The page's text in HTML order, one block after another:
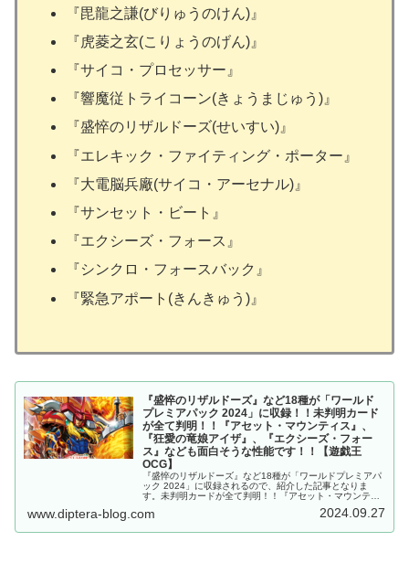
『毘龍之謙(びりゅうのけん)』
『虎菱之玄(こりょうのげん)』
『サイコ・プロセッサー』
『響魔従トライコーン(きょうまじゅう)』
『盛悴のリザルドーズ(せいすい)』
『エレキック・ファイティング・ポーター』
『大電脳兵廠(サイコ・アーセナル)』
『サンセット・ビート』
『エクシーズ・フォース』
『シンクロ・フォースバック』
『緊急アポート(きんきゅう)』
『盛悴のリザルドーズ』など18種が「ワールド
プレミアパック 2024」に収録！！未判明カード
が全て判明！！『アセット・マウンティス』、
『狂愛の竜娘アイザ』、『エクシーズ・フォー
ス』なども面白そうな性能です！！【遊戯王
OCG】
『盛悴のリザルドーズ』など18種が「ワールドプレミアパ
ック 2024」に収録されるので、紹介した記事となりま
す。未判明カードが全て判明！！『アセット・マウンティ
なども面白そうな性能です！！【遊戯王OCG】
www.diptera-blog.com 2024.09.27